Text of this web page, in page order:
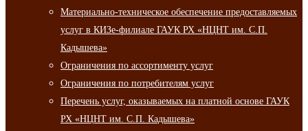
Материально-техническое обеспечение предоставляемых
услуг в КИЗе-филиале ГАУК РХ «НЦНТ им. С.П.
Кадышева»
Ограничения по ассортименту услуг
Ограничения по потребителям услуг
Перечень услуг, оказываемых на платной основе ГАУК
РХ «НЦНТ им. С.П. Кадышева»